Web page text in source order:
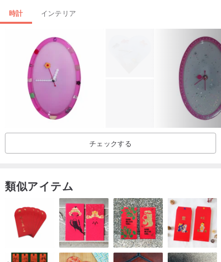
✨✨ ウェッジウッド ✨✨
「英国陶工の父」と呼ばれるジョサイア・ウェッジウッドが、1759
年ストーク・オン・トレントに本窯を開設しました。創業して間も
なく硬質陶磁器を開発し、当時の国王ジョージ4世の妃より「女王の
磁器」と名付けられました。また、当時の陶工たちが作ったブラッ
ク陶器「エジプシャン・ブラック」も出版しました。 1774年、彼は
新たに発明したレリーフ翡翠でウェッジウッドの名声を確立しまし
た。その後数年間、彼の研究の結果、新しいタイプの陶磁器が徐々
50％以上磁土に混ぜ込み、純白で透明感が高く、硬めの質感を持つ
高級ボーンチャイナ「ファインボーン」の焼成に成功しました。中
国'。ウェッジウッドの輝かしい歴史が再び加わりました。
1800年頃から発売されている「コロンビア」シリーズには、色鮮や
かな「アストバリ」や「フローレンス・ターコイズ」シリーズ、ビ
時計 インテリア
チェックする
類似アイテム